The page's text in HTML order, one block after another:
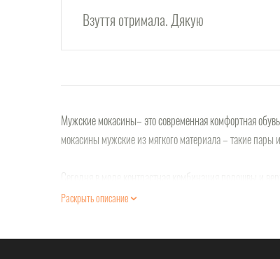
Взуття отримала. Дякую
Мужские мокасины– это современная комфортная
мокасины мужские из мягкого материала – такие
оттенки шоколадного, серого, антрацитового, темно-
Раскрыть описание